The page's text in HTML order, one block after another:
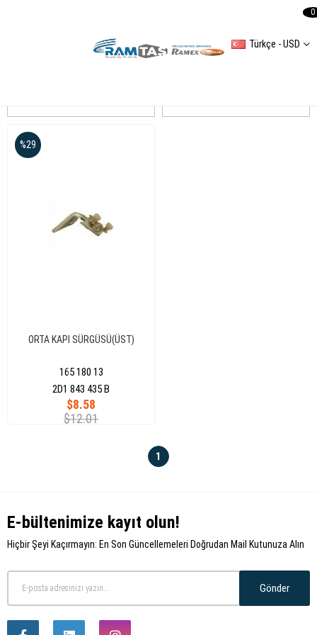
Türkçe - USD
0
ORTA KAPI SÜRGÜSÜ(ÜST)
165 180 13
$8.58
$12.01
%29
2D1 843 435 B
1
E-bültenimize kayıt olun!
Hiçbir Şeyi Kaçırmayın: En Son Güncellemeleri Doğrudan Mail Kutunuza Alın
Gönder